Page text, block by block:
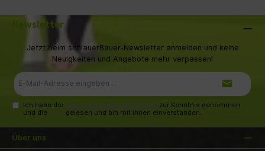
Newsletter
Jetzt beim schlauerBauer-Newsletter anmelden und keine
Neuigkeiten und Angebote mehr verpassen!
Mail-
Ich habe die Datenschutzbestimmungen zur Kenntnis genommen
und die AGB gelesen und bin mit ihnen einverstanden.
Über uns